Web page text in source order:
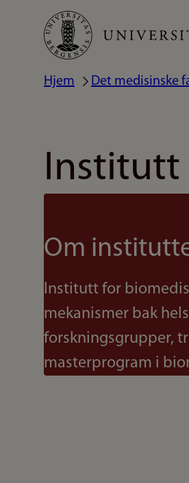
Hopp
hovedinnhold
Hjem Det medisinske
Institutt
Om
Institutt for
mekanismer bak
forskningsgrupper,
masterprogram i